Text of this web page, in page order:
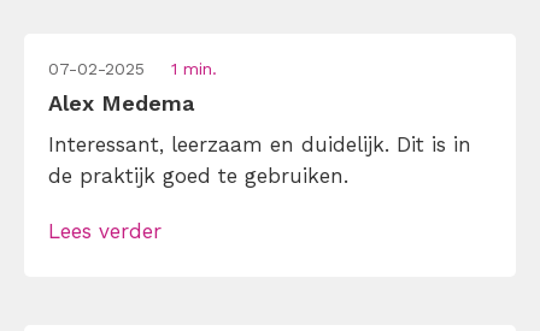
07-02-2025 1 min.
Alex Medema
Interessant, leerzaam en duidelijk. Dit is in
de praktijk goed te gebruiken.
Lees verder